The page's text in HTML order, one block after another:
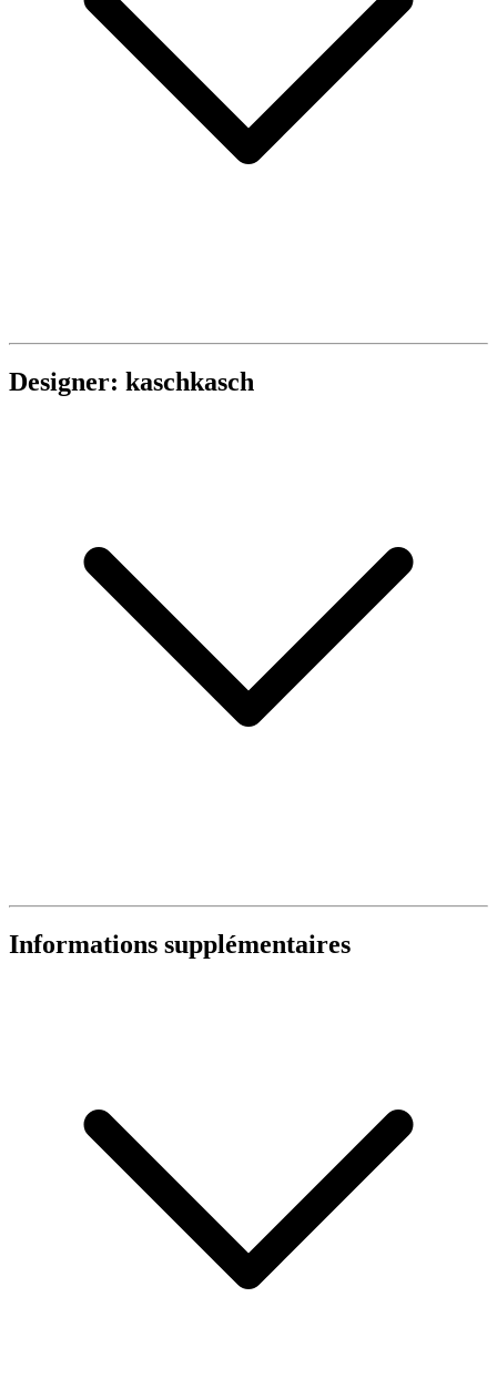
Designer: kaschkasch
Informations supplémentaires